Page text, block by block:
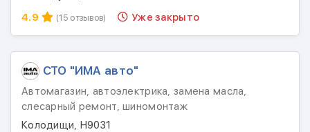
4.9
(15 отзывов) Уже закрыто
СТО "ИМА авто"
Автомагазин, автоэлектрика, замена масла,
слесарный ремонт, шиномонтаж
Колодищи, Н9031